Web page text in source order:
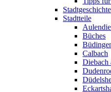
Stadtgeschichte
Stadtteile
Büches
Calbach
Diebach